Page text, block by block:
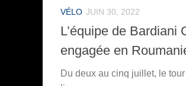
VÉLO JUIN 30, 2022
L’équipe de Bardiani
engagée en
Du deux au cinq juillet, le